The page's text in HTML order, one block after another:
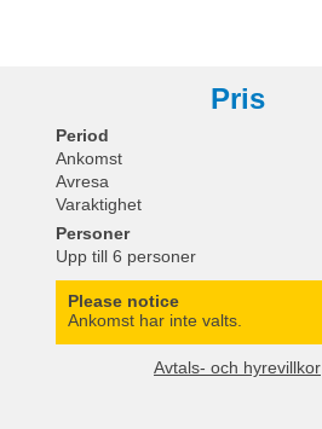
Pris
Period
Ankomst
Avresa
Varaktighet
Personer
Upp till 6 personer
Please notice
Ankomst har inte valts.
Avtals- och hyrevillkor